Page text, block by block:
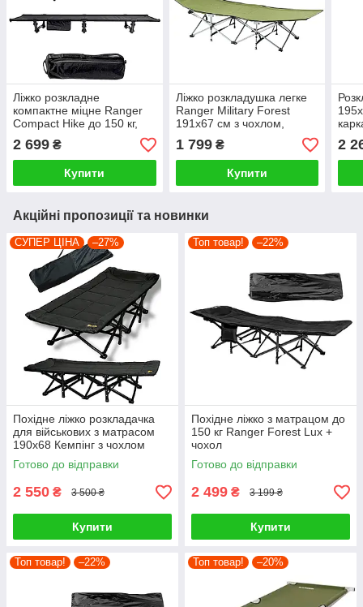
Ліжко розкладне
компактне міцне Ranger
Compact Hike до 150 кг,
2 699 ₴
Купити
Ліжко розкладушка легке
Ranger Military Forest
191х67 см з чохлом,
1 799₴
Купити
2
Акційні пропозиції та новинки
СУПЕР ЦІНА –27%
Похідне ліжко розкладачка
для військових з матрасом
190x68 Кемпінг з чохлом
Готово до відправки
2 550 ₴ 3 500 ₴
Купити
Топ товар! –22%
Похідне ліжко з матрацом до
150 кг Ranger Forest Lux +
чохол
Готово до відправки
2 499 ₴ 3 199 ₴
Купити
Топ товар! –22% Топ товар! –20%